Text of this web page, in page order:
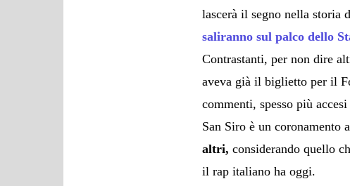
lascerà il segno nella storia
saliranno sul palco dello
Contrastanti, per non dire
aveva già il biglietto per il
commenti, spesso più
San Siro è un coronamento
altri, considerando quello
il rap italiano ha oggi.